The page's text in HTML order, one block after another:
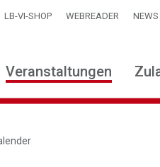
LB-VI-SHOP WEBREADER NEWS
Veranstaltungen